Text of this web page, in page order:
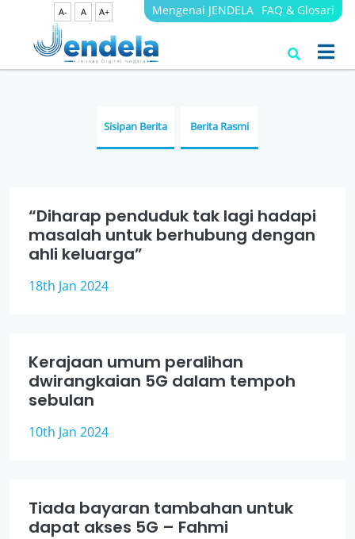
A- A A+ Mengenai JENDELA FAQ & Glosari
Berita
Sisipan Berita Berita Rasmi
“Diharap penduduk tak lagi hadapi
masalah untuk berhubung dengan
ahli keluarga”
18th Jan 2024
Kerajaan umum peralihan
dwirangkaian 5G dalam tempoh
sebulan
10th Jan 2024
Tiada bayaran tambahan untuk
dapat akses 5G – Fahmi